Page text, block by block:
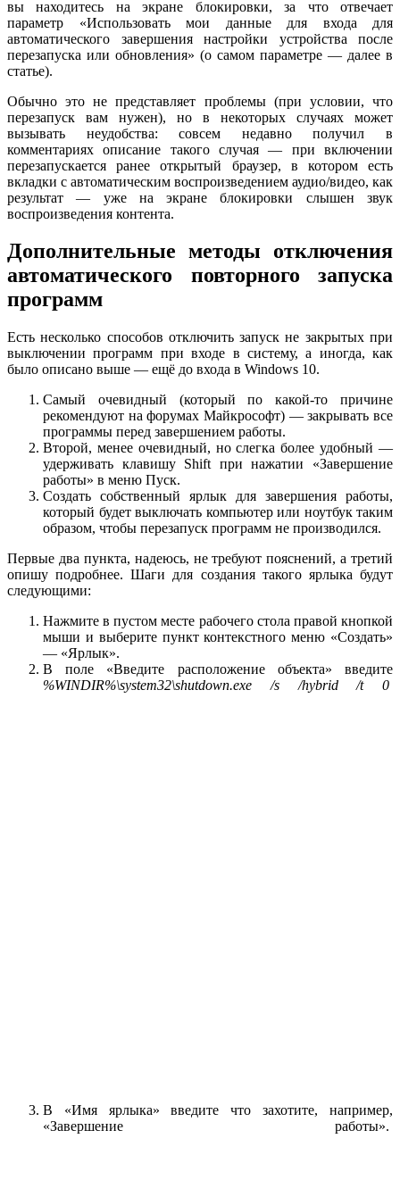
вы находитесь на экране блокировки, за что отвечает
параметр «Использовать мои данные для входа для
автоматического завершения настройки устройства после
перезапуска или обновления» (о самом параметре — далее в
статье).
Обычно это не представляет проблемы (при условии, что
перезапуск вам нужен), но в некоторых случаях может
вызывать неудобства: совсем недавно получил в
комментариях описание такого случая — при включении
перезапускается ранее открытый браузер, в котором есть
вкладки с автоматическим воспроизведением аудио/видео, как
результат — уже на экране блокировки слышен звук
воспроизведения контента.
Дополнительные методы отключения
автоматического повторного запуска
программ
Есть несколько способов отключить запуск не закрытых при
выключении программ при входе в систему, а иногда, как
было описано выше — ещё до входа в Windows 10.
Самый очевидный (который по какой-то причине
рекомендуют на форумах Майкрософт) — закрывать все
программы перед завершением работы.
Второй, менее очевидный, но слегка более удобный —
удерживать клавишу Shift при нажатии «Завершение
работы» в меню Пуск.
Создать собственный ярлык для завершения работы,
который будет выключать компьютер или ноутбук таким
образом, чтобы перезапуск программ не производился.
Первые два пункта, надеюсь, не требуют пояснений, а третий
опишу подробнее. Шаги для создания такого ярлыка будут
следующими:
Нажмите в пустом месте рабочего стола правой кнопкой
мыши и выберите пункт контекстного меню «Создать»
— «Ярлык».
В поле «Введите расположение объекта» введите
%WINDIR%\system32\shutdown.exe /s /hybrid /t 0
В «Имя ярлыка» введите что захотите, например,
«Завершение работы».